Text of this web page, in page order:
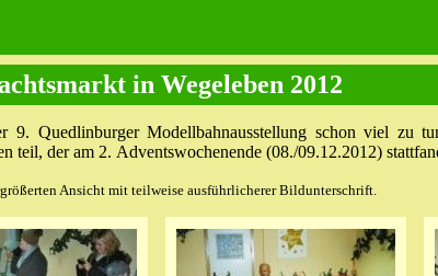
in Wegeleben 2012
9. Quedlinburger Modellbahnausstellung schon viel zu
teil, der am 2. Adventswochenende (08./09.12.2012)
Ansicht mit teilweise ausführlicherer Bildunterschrift.